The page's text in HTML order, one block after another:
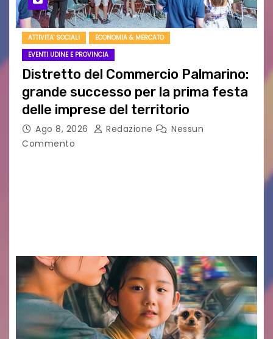
ATTIVITA' SOCIALI
ECONOMIA & MERCATO
EVENTI UDINE E PROVINCIA
Distretto del Commercio Palmarino:
grande successo per la prima festa
delle imprese del territorio
Ago 8, 2026 Redazione
Nessun
Commento